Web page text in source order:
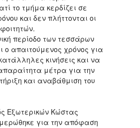
το τμήμα κερδίζει σε
και δεν πλήττονται οι
περίοδο των τεσσάρων
ο απαιτούμενος χρόνος για
κινήσεις και να
μέτρα για την
και αναβάθμιση του
Εξωτερικών Κώστας
για την απόφαση